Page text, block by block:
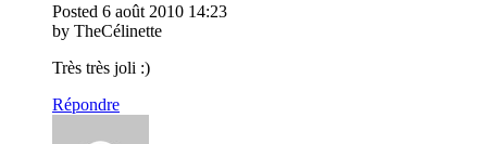
Posted 6 août 2010 14:23
by TheCélinette
Très très joli :)
Répondre